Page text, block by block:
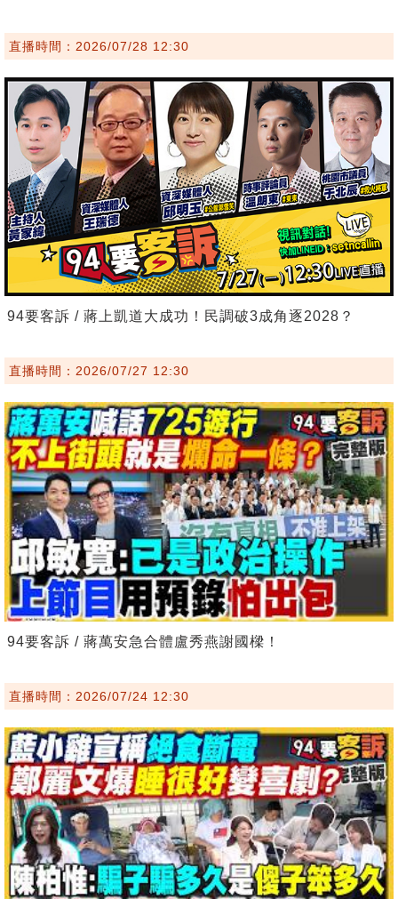
直播時間：2026/07/28 12:30
94要客訴 / 蔣上凱道大成功！民調破3成角逐2028？
直播時間：2026/07/27 12:30
94要客訴 / 蔣萬安急合體盧秀燕謝國樑！
直播時間：2026/07/24 12:30